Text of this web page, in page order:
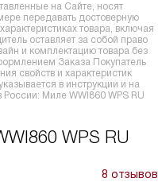
на Сайте, носят
передавать достоверную
товара, включая
оставляет за собой право
и комплектацию товара без
Заказа Покупатель
свойств и характеристик
в инструкции и на
Миле WWI860 WPS RU
WPS RU
8 отзывов